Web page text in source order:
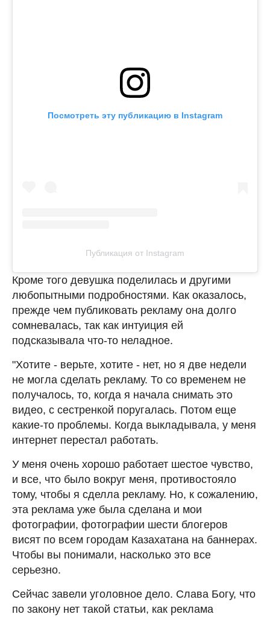
Посмотреть эту публикацию в Instagram
Публикация от Instagram
Кроме того девушка поделилась и другими
любопытными подробностями. Как оказалось,
прежде чем публиковать рекламу она долго
сомневалась, так как интуиция ей
подсказывала что-то неладное.
"Хотите - верьте, хотите - нет, но я две недели
не могла сделать рекламу. То со временем не
получалось, то, когда я начала снимать это
видео, с сестренкой поругалась. Потом еще
какие-то проблемы. Когда выкладывала, у меня
интернет перестал работать.
У меня очень хорошо работает шестое чувство,
и все, что было вокруг меня, противостояло
тому, чтобы я сделла рекламу. Но, к сожалению,
эта реклама уже была сделана и мои
фотографии, фотографии шести блогеров
висят по всем городам Казахатана на баннерах.
Чтобы вы понимали, насколько это все
серьезно.
Сейчас завели уголовное дело. Слава Богу, что
по закону нет такой статьи, как реклама